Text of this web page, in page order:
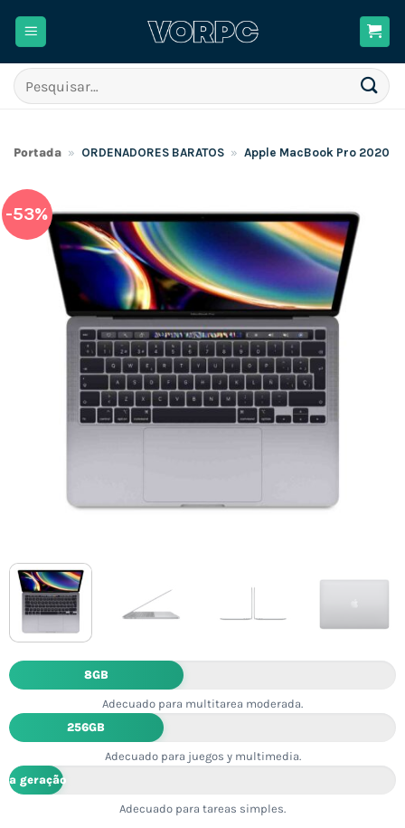
Pesquisar
por:
Portada » ORDENADORES BARATOS » Apple MacBook Pro 2020
-53%
8GB
Adecuado para multitarea moderada.
256GB
Adecuado para juegos y multimedia.
1ª geração
Adecuado para tareas simples.